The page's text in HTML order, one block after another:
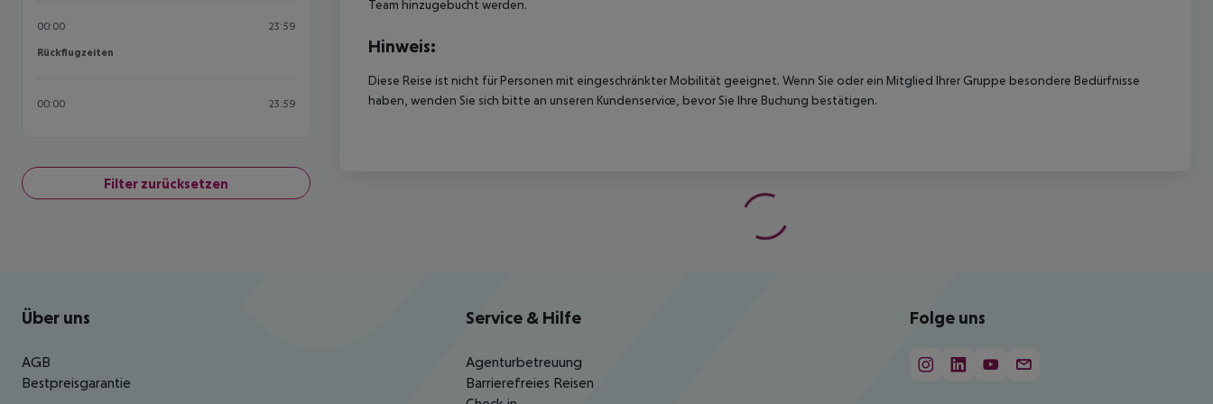
00:00 23:59
Rückflugzeiten
Rückflugzeiten
00:00 23:59
Filter zurücksetzen
Team hinzugebucht werden.
Hinweis:
Diese Reise ist nicht für Personen mit eingeschränkter Mobilität geeignet. Wenn Sie oder ein Mitglied Ihrer Gruppe besondere Bedürfnisse
haben, wenden Sie sich bitte an unseren Kundenservice, bevor Sie Ihre Buchung bestätigen.
Footer navigation
Über uns
AGB
Bestpreisgarantie
Service & Hilfe
Agenturbetreuung
Barrierefreies Reisen
Folge uns